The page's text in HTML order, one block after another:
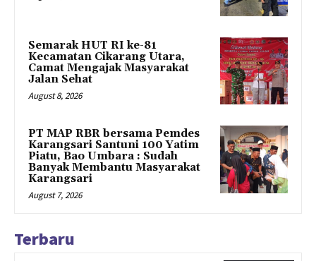
Semarak HUT RI ke-81
Kecamatan Cikarang Utara,
Camat Mengajak Masyarakat
Jalan Sehat
August 8, 2026
PT MAP RBR bersama Pemdes
Karangsari Santuni 100 Yatim
Piatu, Bao Umbara : Sudah
Banyak Membantu Masyarakat
Karangsari
August 7, 2026
Terbaru